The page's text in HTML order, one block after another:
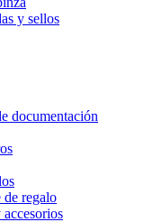
y sellos
documentación
de regalo